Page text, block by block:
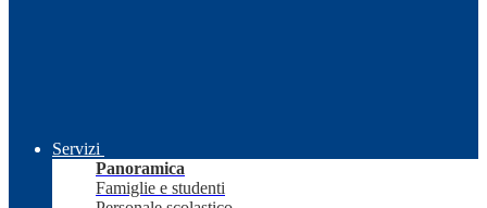
Servizi
Panoramica
Famiglie e studenti